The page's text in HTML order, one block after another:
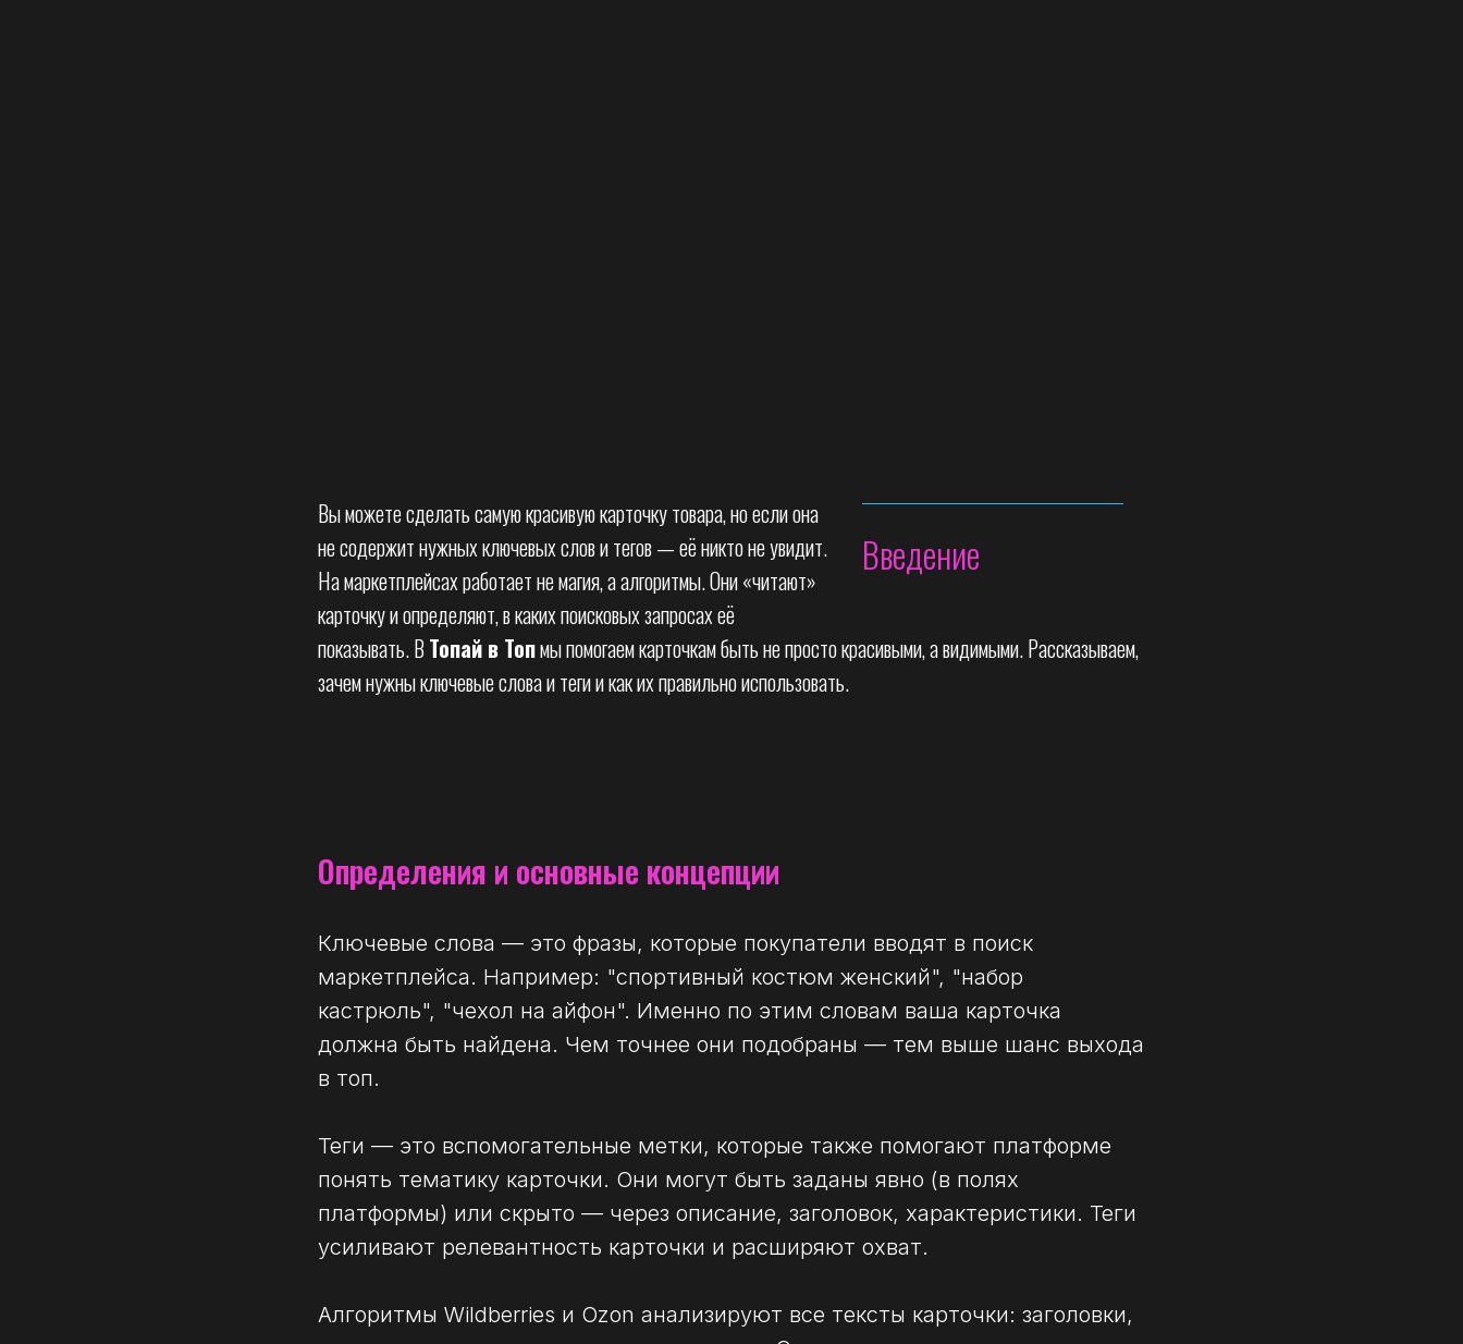
Введение
Вы можете сделать самую красивую карточку товара, но если она
не содержит нужных ключевых слов и тегов — её никто не увидит.
На маркетплейсах работает не магия, а алгоритмы. Они «читают»
карточку и определяют, в каких поисковых запросах её
показывать. ВТопай в Топмы помогаем карточкам быть не просто красивыми, а видимыми. Рассказываем,
зачем нужны ключевые слова и теги и как их правильно использовать.
Определения и основные концепции
Ключевые слова — это фразы, которые покупатели вводят в поиск
маркетплейса. Например: "спортивный костюм женский", "набор
кастрюль", "чехол на айфон". Именно по этим словам ваша карточка
должна быть найдена. Чем точнее они подобраны — тем выше шанс выхода
в топ.
Теги — это вспомогательные метки, которые также помогают платформе
понять тематику карточки. Они могут быть заданы явно (в полях
платформы) или скрыто — через описание, заголовок, характеристики. Теги
усиливают релевантность карточки и расширяют охват.
Алгоритмы Wildberries и Ozon анализируют все тексты карточки: заголовки,